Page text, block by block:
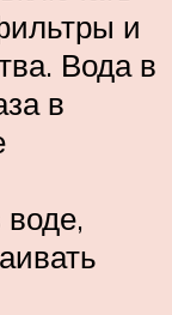
и
Вода в
в
воде,